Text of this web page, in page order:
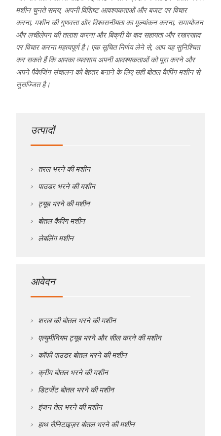
मशीन चुनते समय, अपनी विशिष्ट आवश्यकताओं और बजट पर विचार
करना, मशीन की गुणवत्ता और विश्वसनीयता का मूल्यांकन करना, समायोजन
और लचीलेपन की तलाश करना और बिक्री के बाद सहायता और रखरखाव
पर विचार करना महत्वपूर्ण है। एक सूचित निर्णय लेने से, आप यह सुनिश्चित
कर सकते हैं कि आपका व्यवसाय अपनी आवश्यकताओं को पूरा करने और
अपने पैकेजिंग संचालन को बेहतर बनाने के लिए सही बोतल कैपिंग मशीन से
सुसज्जित है।
उत्पादों
तरल भरने की मशीन
पाउडर भरने की मशीन
ट्यूब भरने की मशीन
बोतल कैपिंग मशीन
लेबलिंग मशीन
आवेदन
शराब की बोतल भरने की मशीन
एल्युमीनियम ट्यूब भरने और सील करने की मशीन
कॉफी पाउडर बोतल भरने की मशीन
क्रीम बोतल भरने की मशीन
डिटर्जेंट बोतल भरने की मशीन
इंजन तेल भरने की मशीन
हाथ सैनिटाइज़र बोतल भरने की मशीन